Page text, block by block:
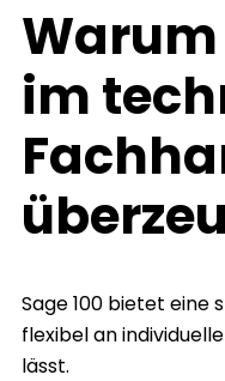
Warum
im
Sage 100 bietet eine
flexibel an
lässt.